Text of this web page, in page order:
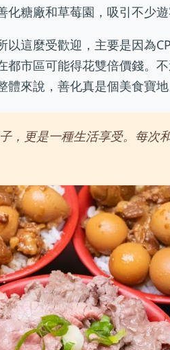
糖廠和草莓園，吸引不少遊
以這麼受歡迎，主要是因為
都市區可能得花雙倍價錢。
來說，善化真是個美食寶地
，更是一種生活享受。每次